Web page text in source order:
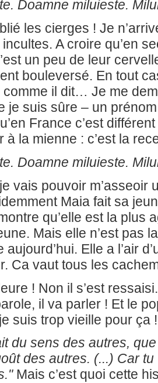
Doamne miluieste.
les cierges ! Je
A croire qu’en
un peu de leur
bouleversé. En tout
comme il dit… Je me
je suis sûre – un
France c’est
à la mienne : c’est la
Doamne miluieste.
vais pouvoir m’asseoir
Maia fait sa
qu’elle est la plus
Mais elle n’est pas
Elle a l’air
Ca vaut tous les
! Non il s’est
il va parler ! Et le
suis trop vieille pour ça !
du sens des autres,
des autres. (...) Car
Mais c’est quoi cette